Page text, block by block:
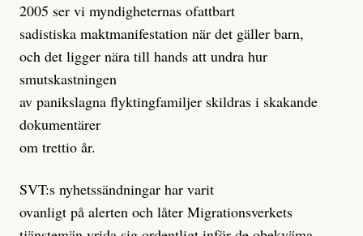
2005 ser vi myndigheternas ofattbart
sadistiska maktmanifestation när det gäller barn,
och det ligger nära till hands att undra hur
smutskastningen
av panikslagna flyktingfamiljer skildras i skakande
dokumentärer
om trettio år.
SVT:s nyhetssändningar har varit
ovanligt på alerten och låter Migrationsverkets